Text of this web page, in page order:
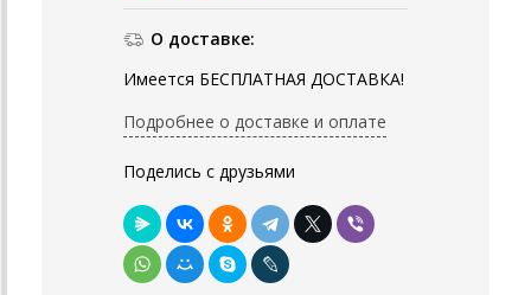
О доставке:
Имеется БЕСПЛАТНАЯ ДОСТАВКА!
Подробнее о доставке и оплате
Поделись с друзьями